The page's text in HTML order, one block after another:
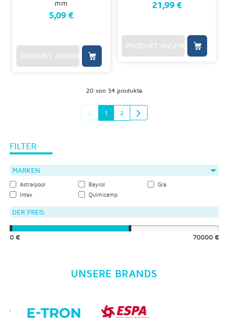
5,09 €
PRODUKT ANSEHEN
21,99 €
PRODUKT ANSEHEN
20 von 34 produkte
1 2
FILTER
MARKEN
Astralpool Bayrol
Gre
Intex
Quimicamp
DER PREIS
0 € 70000 €
UNSERE BRANDS